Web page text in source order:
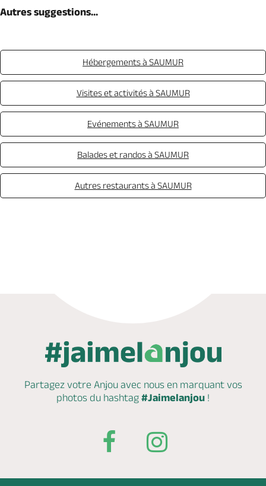
Autres suggestions...
Hébergements à SAUMUR
Visites et activités à SAUMUR
Evénements à SAUMUR
Balades et randos à SAUMUR
Autres restaurants à SAUMUR
Partagez votre Anjou avec nous en marquantvos
photos du hashtag #Jaimelanjou !